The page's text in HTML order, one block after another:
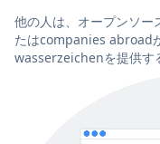
他の人は、オープンソ
たはcompanies abroad
wasserzeichenを提供す